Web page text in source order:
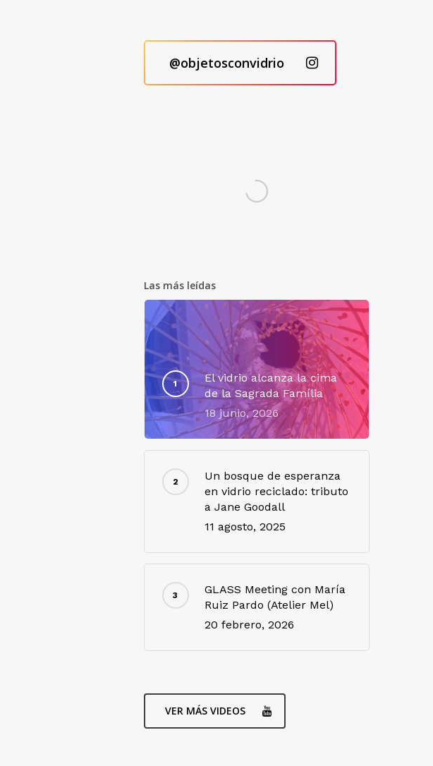
@objetosconvidrio
Las más leídas
El vidrio alcanza la cima
de la Sagrada Família
18 junio, 2026
Un bosque de esperanza
en vidrio reciclado: tributo
a Jane Goodall
11 agosto, 2025
GLASS Meeting con María
Ruiz Pardo (Atelier Mel)
20 febrero, 2026
VER MÁS VIDEOS